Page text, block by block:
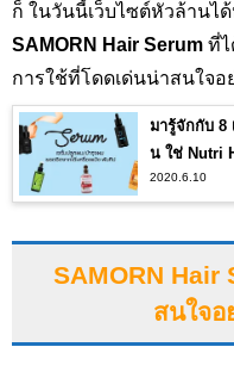
ก็ ในวันนี้เว็บไซต์หัวล้าน
SAMORN Hair Serum ที่
การใช้ที่โดดเด่นน่าสนใจอ
มารู้จักกับ 8
น ใช่ Nutri
2020.6.10
SAMORN
สนใจอ